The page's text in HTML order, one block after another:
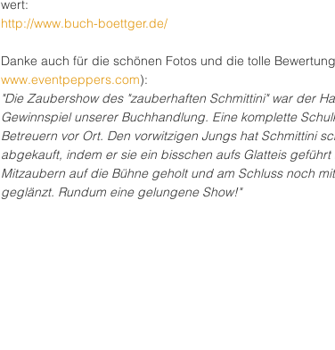
wert:
http://www.buch-boettger.de/
Danke auch für die schönen Fotos und die tolle
www.eventpeppers.com):
"Die Zaubershow des "zauberhaften Schmittini" war der
Gewinnspiel unserer Buchhandlung. Eine komplette
Betreuern vor Ort. Den vorwitzigen Jungs hat Schmittini
abgekauft, indem er sie ein bisschen aufs Glatteis
Mitzaubern auf die Bühne geholt und am Schluss noch
geglänzt. Rundum eine gelungene Show!"